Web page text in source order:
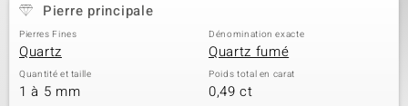
Pierre principale
Pierres Fines
Quartz
Dénomination exacte
Quartz fumé
Quantité et taille
1 à 5 mm
Poids total en carat
0,49 ct